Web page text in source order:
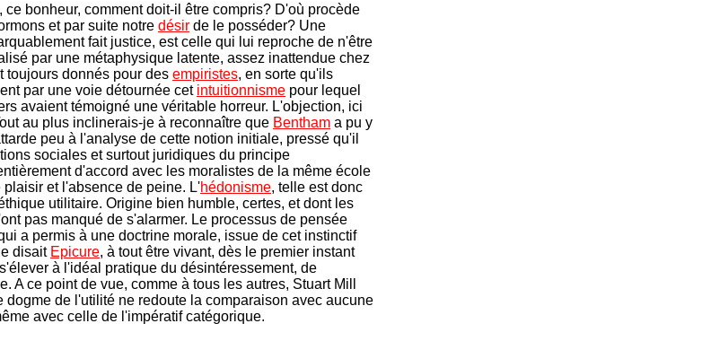
bonheur, comment doit-il être compris? D'où procède
et par suite notre désir de le posséder? Une
fait justice, est celle qui lui reproche de n'être
par une métaphysique latente, assez inattendue chez
toujours donnés pour des empiristes, en sorte qu'ils
par une voie détournée cet intuitionnisme pour lequel
avaient témoigné une véritable horreur. L'objection, ici
au plus inclinerais-je à reconnaître que Bentham a pu y
peu à l'analyse de cette notion initiale, pressé qu'il
sociales et surtout juridiques du principe
d'accord avec les moralistes de la même école
et l'absence de peine. L'hédonisme, telle est donc
utilitaire. Origine bien humble, certes, et dont les
pas manqué de s'alarmer. Le processus de pensée
a permis à une doctrine morale, issue de cet instinctif
disait Epicure, à tout être vivant, dès le premier instant
à l'idéal pratique du désintéressement, de
A ce point de vue, comme à tous les autres, Stuart Mill
dogme de l'utilité ne redoute la comparaison avec aucune
avec celle de l'impératif catégorique.